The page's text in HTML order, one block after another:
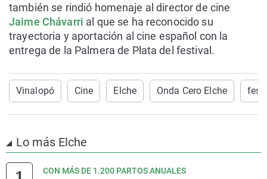
también se rindió homenaje al director de cine
Jaime Chávarri al que se ha reconocido su
trayectoria y aportación al cine español con la
entrega de la Palmera de Plata del festival.
Vinalopó Cine Elche Onda Cero Elche
Lo más Elche
CON MÁS DE 1.200 PARTOS ANUALES